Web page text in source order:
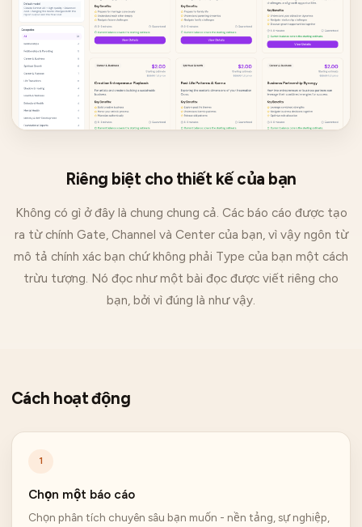
Riêng biệt cho thiết kế của bạn
Không có gì ở đây là chung chung cả. Các báo cáo được tạo
ra từ chính Gate, Channel và Center của bạn, vì vậy ngôn từ
mô tả chính xác bạn chứ không phải Type của bạn một cách
trừu tượng. Nó đọc như một bài đọc được viết riêng cho
bạn, bởi vì đúng là như vậy.
Cách hoạt động
1
Chọn một báo cáo
Chọn phân tích chuyên sâu bạn muốn - nền tảng, sự nghiệp,